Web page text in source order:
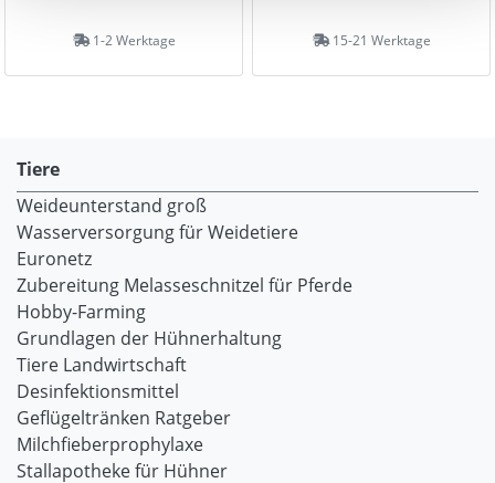
1-2 Werktage 15-21 Werktage
Tiere
Weideunterstand groß
Wasserversorgung für Weidetiere
Euronetz
Zubereitung Melasseschnitzel für Pferde
Hobby-Farming
Grundlagen der Hühnerhaltung
Tiere Landwirtschaft
Desinfektionsmittel
Geflügeltränken Ratgeber
Milchfieberprophylaxe
Stallapotheke für Hühner